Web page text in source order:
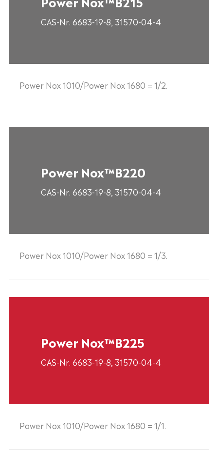
CAS-Nr. 6683-19-8, 31570-04-4
Power Nox 1010/Power Nox 1680 = 1/2.
Power Nox™B220
CAS-Nr. 6683-19-8, 31570-04-4
Power Nox 1010/Power Nox 1680 = 1/3.
Power Nox™B225
CAS-Nr. 6683-19-8, 31570-04-4
Power Nox 1010/Power Nox 1680 = 1/1.